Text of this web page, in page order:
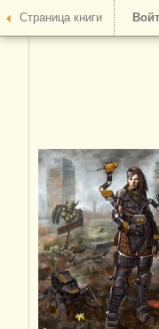
Страница книги